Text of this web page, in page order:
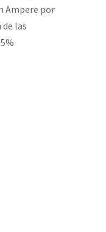
Ampere por
las